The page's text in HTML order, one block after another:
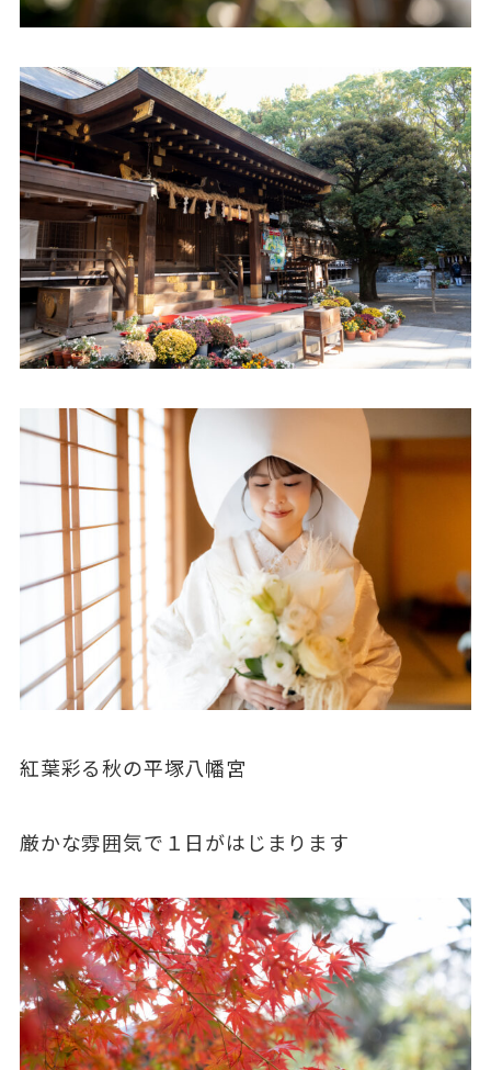
紅葉彩る秋の平塚八幡宮
厳かな雰囲気で１日がはじまります